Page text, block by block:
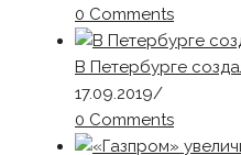
0 Comments
В Петербурге
17.09.2019/
0 Comments